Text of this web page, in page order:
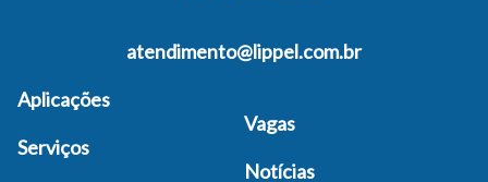
atendimento@lippel.com.br
Aplicações
Serviços
Vagas
Notícias